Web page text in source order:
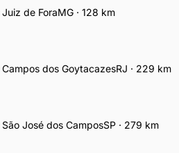
Juiz de ForaMG· 128 km
Campos dos GoytacazesRJ · 229 km
São José dos CamposSP· 279 km